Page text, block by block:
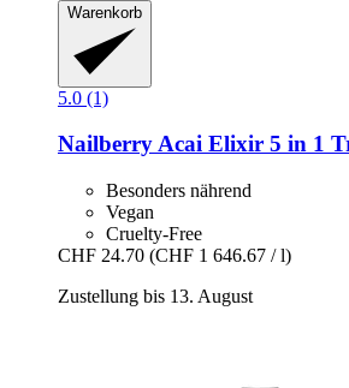
Warenkorb
5.0 (1)
NailberryAcai Elixir 5 in 1
Besonders nährend
Vegan
Cruelty-Free
CHF 24.70 (CHF 1 646.67 / l)
Zustellung bis 13. August